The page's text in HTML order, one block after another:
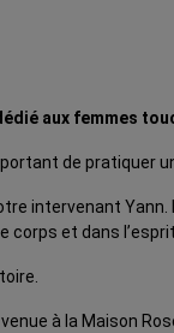
aux femmes
de pratiquer
intervenant
corps et dans
à la Maison